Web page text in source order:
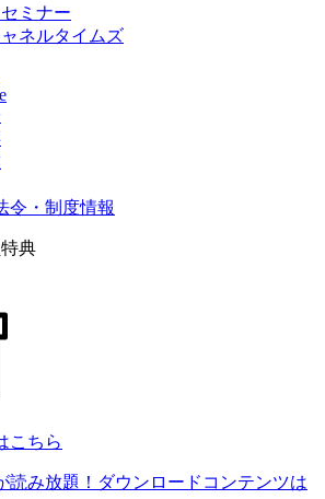
ミナー
ネルタイムズ
令・制度情報
典
こちら
読み放題！ダウンロードコンテンツは